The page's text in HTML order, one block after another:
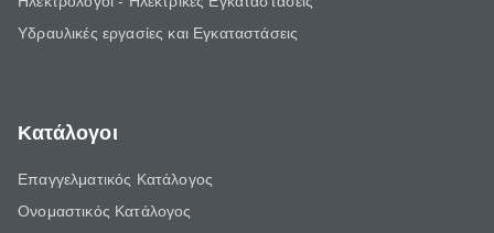
Υδραυλικές εργασίες και Εγκαταστάσεις
Κατάλογοι
Επαγγελματικός Κατάλογος
Ονομαστικός Κατάλογος